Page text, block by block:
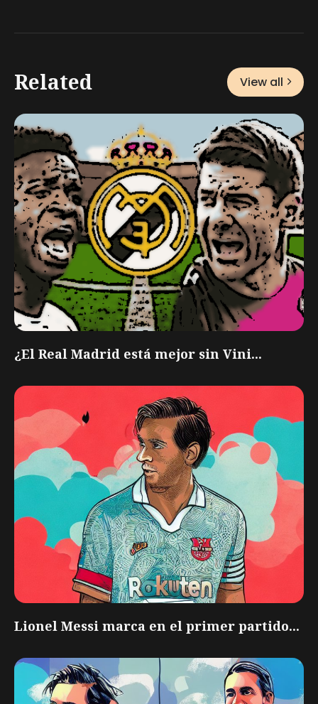
Related View all
¿El Real Madrid está mejor sin Vini...
Lionel Messi marca en el primer partido...